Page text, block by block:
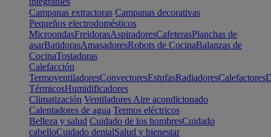
Campanas extractoras Campanas decorativas
Pequeños electrodomésticos
MicroondasFreidorasAspiradoresCafeterasPlanchas de
asarBatidorasAmasadoresRobots de CocinaBalanzas de
CocinaTostadoras
Calefacción
TermoventiladoresConvectoresEstufasRadiadoresCalefactores
TérmicosHumidificadores
Climatización Ventiladores Aire acondicionado
Calentadores de agua Termos eléctricos
Belleza y salud Cuidado de los hombresCuidado
cabelloCuidado dentalSalud y bienestar